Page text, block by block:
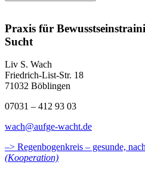
Praxis für
Sucht
Liv S. Wach
Friedrich-List-Str. 18
71032 Böblingen
07031 – 412 93 03
wach@aufge-wacht.de
–> Regenbogenkreis – gesunde,
(Kooperation)